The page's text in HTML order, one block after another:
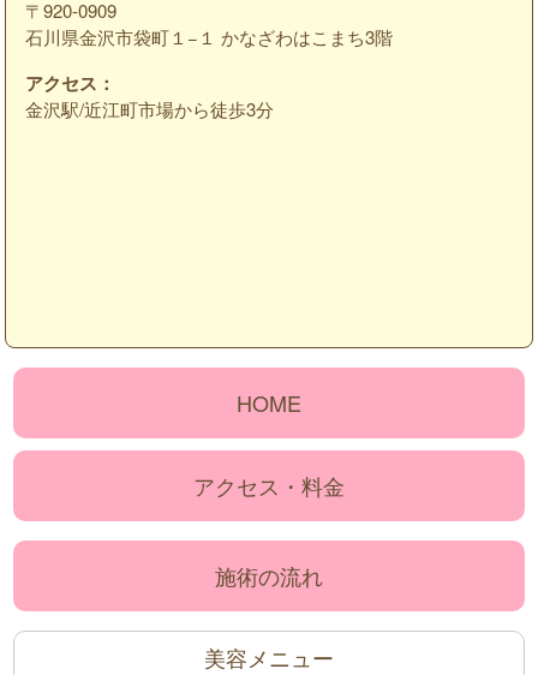
〒920-0909
石川県金沢市袋町１−１ かなざわはこまち3階
アクセス：
金沢駅/近江町市場から徒歩3分
HOME
アクセス・料金
施術の流れ
美容メニュー